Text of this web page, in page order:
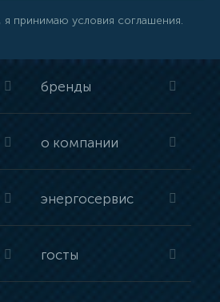
я принимаю условия соглашения.
бренды
о компании
энергосервис
госты